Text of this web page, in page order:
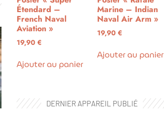
Étendard –
French Naval
Aviation »
19,90 €
Ajouter au panier
Marine – Indian
Naval Air Arm »
19,90 €
Ajouter au panier
DERNIER APPAREIL PUBLIÉ